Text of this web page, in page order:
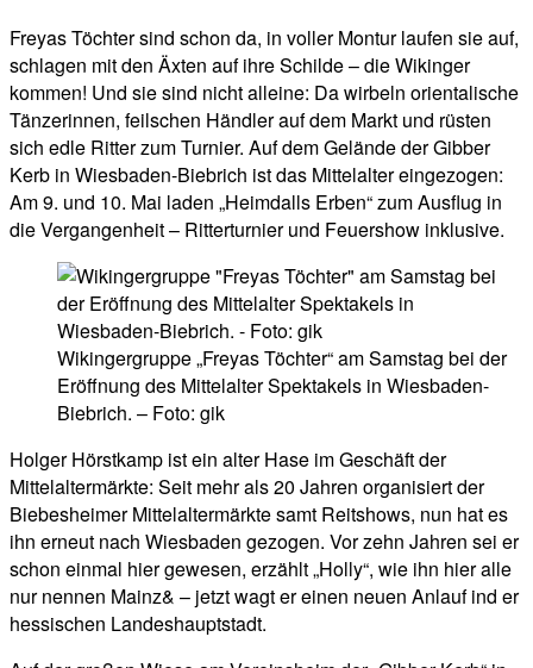
Freyas Töchter sind schon da, in voller Montur laufen sie auf,
schlagen mit den Äxten auf ihre Schilde – die Wikinger
kommen! Und sie sind nicht alleine: Da wirbeln orientalische
Tänzerinnen, feilschen Händler auf dem Markt und rüsten
sich edle Ritter zum Turnier. Auf dem Gelände der Gibber
Kerb in Wiesbaden-Biebrich ist das Mittelalter eingezogen:
Am 9. und 10. Mai laden „Heimdalls Erben“ zum Ausflug in
die Vergangenheit – Ritterturnier und Feuershow inklusive.
Wikingergruppe „Freyas Töchter“ am Samstag bei der
Eröffnung des Mittelalter Spektakels in Wiesbaden-
Biebrich. – Foto: gik
Holger Hörstkamp ist ein alter Hase im Geschäft der
Mittelaltermärkte: Seit mehr als 20 Jahren organisiert der
Biebesheimer Mittelaltermärkte samt Reitshows, nun hat es
ihn erneut nach Wiesbaden gezogen. Vor zehn Jahren sei er
schon einmal hier gewesen, erzählt „Holly“, wie ihn hier alle
nur nennen Mainz& – jetzt wagt er einen neuen Anlauf ind er
hessischen Landeshauptstadt.